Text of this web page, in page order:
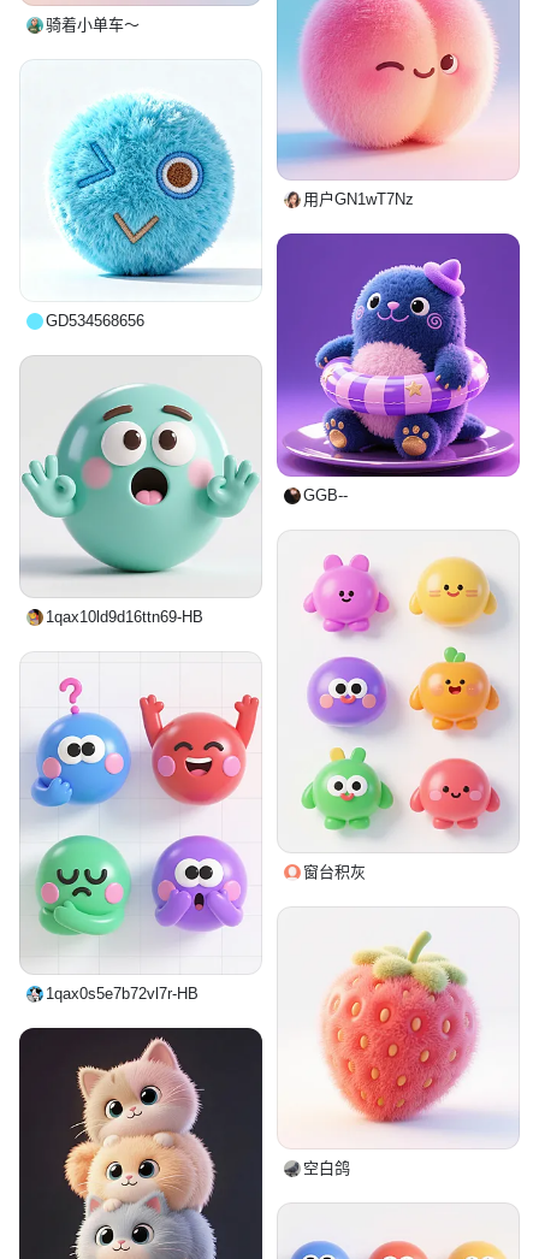
骑着小单车～
用户GN1wT7Nz
GD534568656
GGB--
1qax10ld9d16ttn69-HB
窗台积灰
1qax0s5e7b72vl7r-HB
空白鸽